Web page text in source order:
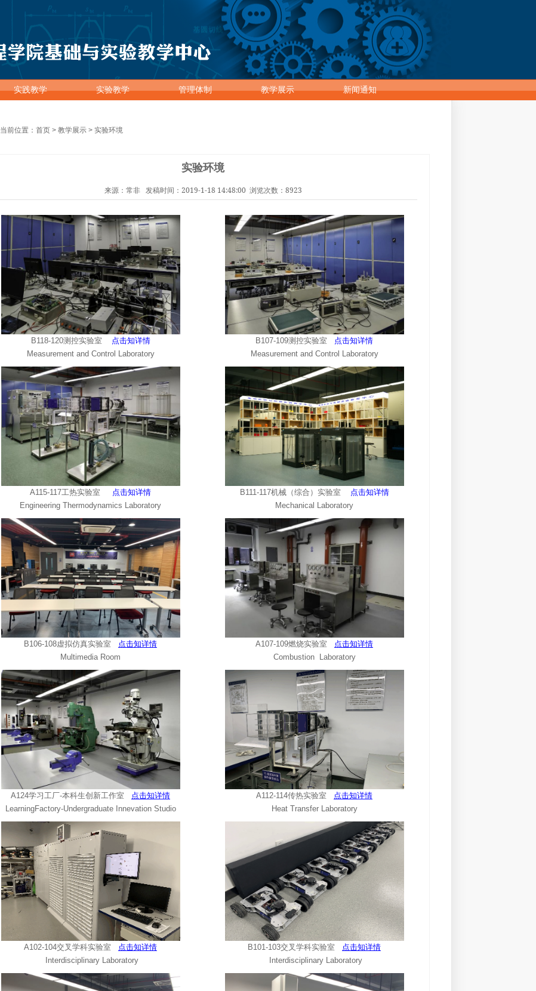
实践教学 实验教学 管理体制 教学展示 新闻通知
当前位置： 首页 > 教学展示 > 实验环境
实验环境
来源：常非 发稿时间：2019-1-18 14:48:00 浏览次数：8923
B118-120测控实验室
点击知详情
Measurement and Control Laboratory
B107-109测控实验室 点击知详情
Measurement and Control Laboratory
A115-117工热实验室 点击知详情
Engineering Thermodynamics Laboratory
B111-117机械（综合）实验室 点击知详情
Mechanical Laboratory
B106-108虚拟仿真实验室
点击知详情
Multimedia Room
A107-109燃烧实验室 点击知详情
Combustion Laboratory
A124学习工厂-本科生创新工作室 点击知详情
LearningFactory-Undergraduate Innevation Studio
A112-114传热实验室 点击知详情
Heat Transfer Laboratory
A102-104交叉学科实验室 点击知详情
Interdisciplinary Laboratory
B101-103交叉学科实验室 点击知详情
Interdisciplinary Laboratory